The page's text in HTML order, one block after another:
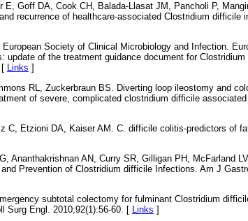
E, Goff DA, Cook CH, Balada-Llasat JM, Pancholi P,
recurrence of healthcare-associated Clostridium difficile
Society of Clinical Microbiology and Infection.
update of the treatment guidance document for
[ Links ]
RL, Zuckerbraun BS. Diverting loop ileostomy and
of severe, complicated clostridium difficile
C, Etzioni DA, Kaiser AM. C. difficile colitis-predictors of
Ananthakrishnan AN, Curry SR, Gilligan PH, McFarland
Prevention of Clostridium difficile Infections. Am J
subtotal colectomy for fulminant Clostridium
Surg Engl. 2010;92(1):56-60. [ Links ]